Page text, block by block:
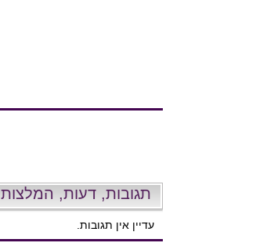
תגובות, דעות, המלצות
עדיין אין תגובות.